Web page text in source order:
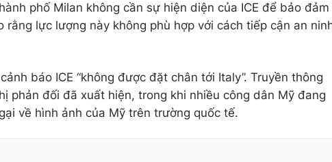
phố Milan không cần sự hiện diện của ICE để bảo đảm
rằng lực lượng này không phù hợp với cách tiếp cận an
báo ICE “không được đặt chân tới Italy”. Truyền thông
phản đối đã xuất hiện, trong khi nhiều công dân Mỹ đang
về hình ảnh của Mỹ trên trường quốc tế.